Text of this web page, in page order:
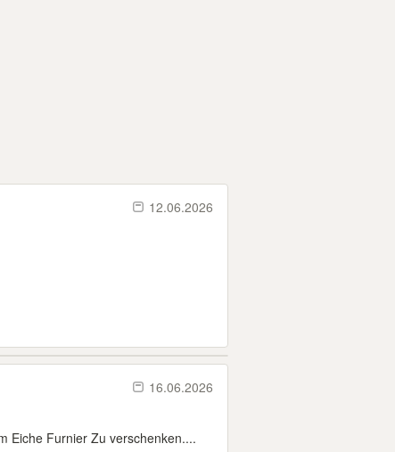
12.06.2026
16.06.2026
Eiche Furnier Zu verschenken....